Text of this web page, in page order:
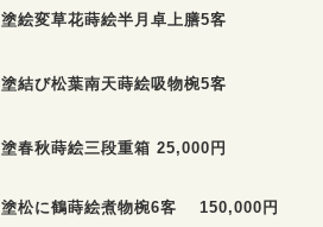
塗絵変草花蒔絵半月卓上膳5客
塗結び松葉南天蒔絵吸物椀5客
塗春秋蒔絵三段重箱 25,000円
塗松に鶴蒔絵煮物椀6客 150,000円